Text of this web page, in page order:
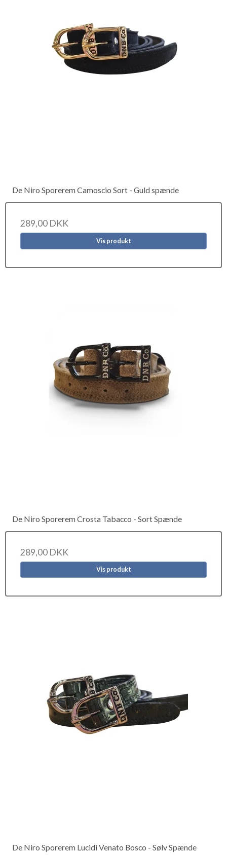
De Niro Sporerem Camoscio Sort - Guld spænde
289,00 DKK
Vis produkt
De Niro Sporerem Crosta Tabacco - Sort Spænde
289,00 DKK
Vis produkt
De Niro Sporerem Lucidi Venato Bosco - Sølv Spænde